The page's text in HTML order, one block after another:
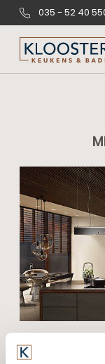
035 - 52 40
De hoogste